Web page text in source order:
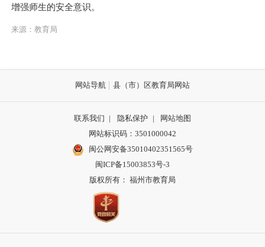
增强师生的安全意识。
来源：教育局
网站导航 县（市）区教育局网站
联系我们 | 隐私保护 |
网站地图
网站标识码：3501000042
闽公网安备35010402351565号
闽ICP备15003853号-3
版权所有： 福州市教育局